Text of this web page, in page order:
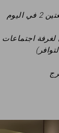
اليوم